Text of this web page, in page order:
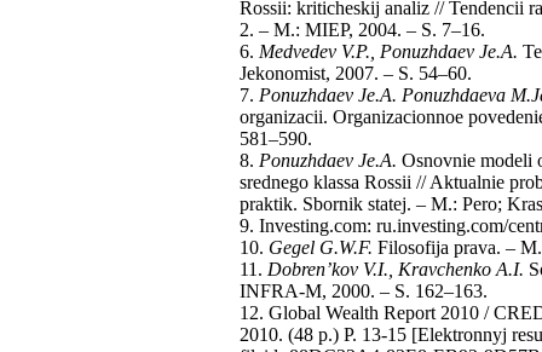
Rossii: kriticheskij analiz // Tendencii
2. – М.: MIEP, 2004. – S. 7–16.
6. Medvedev V.P., Ponuzhdaev Je.A.
Jekonomist, 2007. – S. 54–60.
7. Ponuzhdaev Je.A. Ponuzhdaeva
organizacii. Organizacionnoe
581–590.
8. Ponuzhdaev Je.A. Osnovnie modeli
srednego klassa Rossii // Aktualnie
praktik. Sbornik statej. – М.: Pero;
9. Investing.com: ru.investing.com/
10. Gegel G.W.F. Filosofija prava. –
11. Dobren’kov V.I., Kravchenko A.I.
INFRA-М, 2000. – S. 162–163.
12. Global Wealth Report 2010 /
2010. (48 р.) P. 13-15 [Elektronnyj